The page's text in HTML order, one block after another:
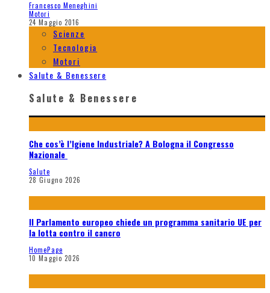
Francesco Meneghini
Motori
24 Maggio 2016
Scienze
Tecnologia
Motori
Salute & Benessere
Salute & Benessere
Che cos’è l’Igiene Industriale? A Bologna il Congresso
Nazionale
Salute
28 Giugno 2026
Il Parlamento europeo chiede un programma sanitario UE per
la lotta contro il cancro
HomePage
10 Maggio 2026